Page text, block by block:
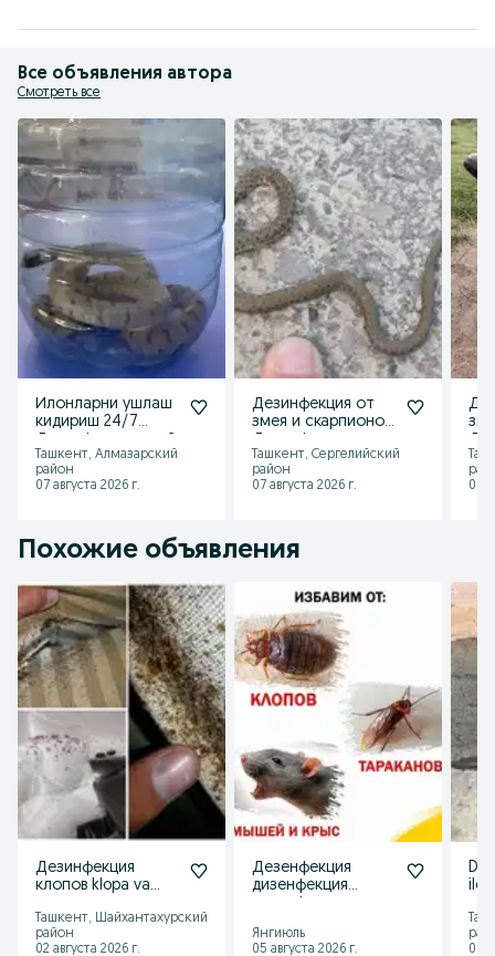
Все объявления автора
Смотреть все
Илонларни ушлаш
кидириш 24/7
Ташкент, Алмазарский
район
07 августа 2026 г.
Дезинфекция от
змея и скарпионов.
ушлаш кидириш
Ташкент, Сергелийский
район
07 августа 2026 г.
07
Похожие объявления
Дезинфекция
клопов klopa va
тараканов
Ташкент, Шайхантахурский
район
02 августа 2026 г.
Дезенфекция
дизенфекция
dizinfeksiya
Янгиюль
05 августа 2026 г.
06